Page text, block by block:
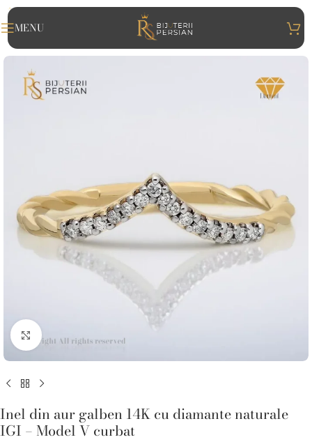
MENU
Click pentru a mări
Inel din aur galben 14K cu diamante naturale
IGI – Model V curbat